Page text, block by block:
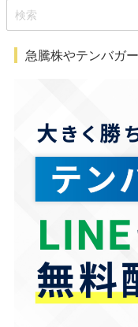
急騰株やテンバガ